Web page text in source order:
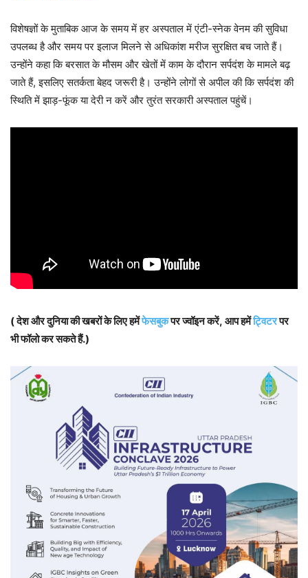
विशेषज्ञों के मुताबिक आज के समय में हर अस्पताल में एंटी-स्नेक वेनम की सुविधा
उपलब्ध है और समय पर इलाज मिलने से अधिकांश मरीज सुरक्षित बच जाते हैं।
उन्होंने कहा कि बरसात के मौसम और खेतों में काम के दौरान सर्पदंश के मामले बढ़
जाते हैं, इसलिए सतर्कता बेहद जरूरी है। उन्होंने लोगों से अपील की कि सर्पदंश की
स्थिति में झाड़-फूंक या देरी न करें और तुरंत सरकारी अस्पताल पहुंचें।
( देश और दुनिया की खबरों के लिए हमेंफेसबुकपर ज्वॉइन करें, आप हमेंट्विटरपर
भी फॉलो कर सकते हैं.)